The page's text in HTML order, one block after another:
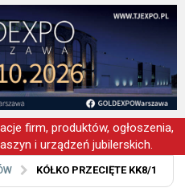
firm, produktów, ogłoszenia,
i urządzeń jubilerskich.
KÓŁKO PRZECIĘTE KK8/1